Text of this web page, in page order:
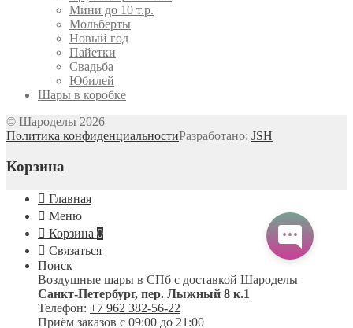
Мини до 10 т.р.
Мольберты
Новый год
Пайетки
Свадьба
Юбилей
Шары в коробке
© Шароделы 2026
Политика конфиденциальностиРазработано: JSH
Корзина
Главная
Меню
Корзина 0
Связаться
Поиск
Воздушные шары в СПб с доставкой Шароделы
Санкт-Петербург, пер. Лыжный 8 к.1
Телефон: +7 962 382-56-22
Приём заказов с 09:00 до 21:00